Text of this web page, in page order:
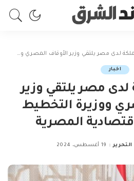
يلتقي وزير الأوقاف المصري ووزيرة التخطيط والتنمية الاقتصادية المصرية
اخبار
لدى مصر يلتقي وزير
ووزيرة التخطيط
المصرية
19 أغسطس، 2024